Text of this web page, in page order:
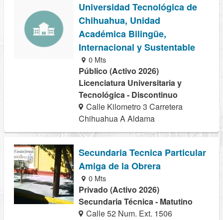
Universidad Tecnológica de
Chihuahua, Unidad
Académica Bilingüe,
Internacional y Sustentable
0 Mts
Público (Activo 2026)
Licenciatura Universitaria y
Tecnológica - Discontinuo
Calle Kilometro 3 Carretera
Chihuahua A Aldama
Secundaria Tecnica Particular
Amiga de la Obrera
0 Mts
Privado (Activo 2026)
Secundaria Técnica - Matutino
Calle 52 Num. Ext. 1506